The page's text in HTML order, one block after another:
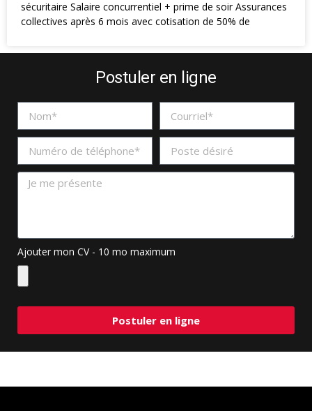
sécuritaire Salaire concurrentiel + prime de soir Assurances
collectives après 6 mois avec cotisation de 50% de
Postuler en ligne
Ajouter mon CV - 10 mo maximum
Postuler en ligne